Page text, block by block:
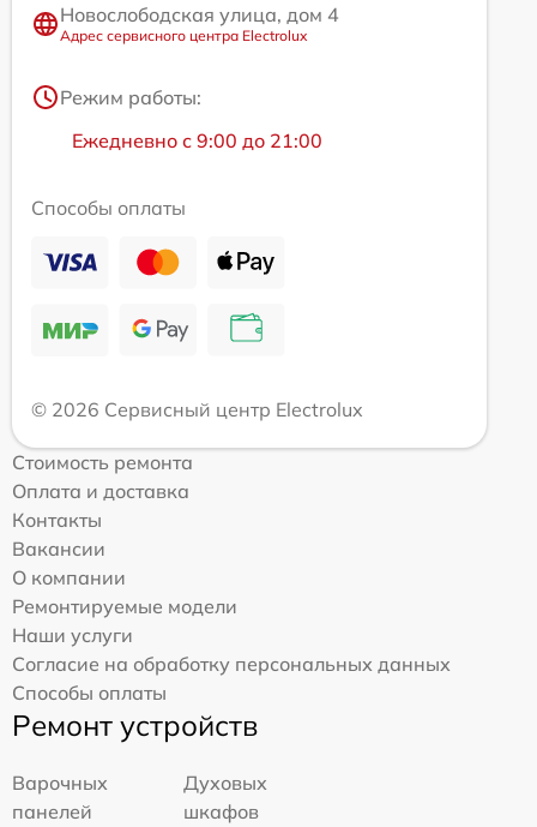
Новослободская улица, дом 4
Адрес сервисного центра Electrolux
Режим работы:
Ежедневно с 9:00 до 21:00
Способы оплаты
© 2026 Сервисный центр Electrolux
Стоимость ремонта
Оплата и доставка
Контакты
Вакансии
О компании
Ремонтируемые модели
Наши услуги
Согласие на обработку персональных данных
Способы оплаты
Ремонт устройств
Варочных
панелей
Духовых
шкафов